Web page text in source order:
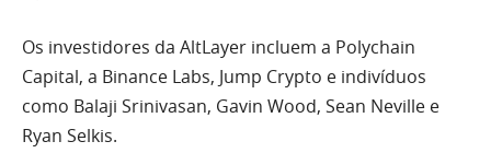
Os investidores da AltLayer incluem a Polychain
Capital, a Binance Labs, Jump Crypto e indivíduos
como Balaji Srinivasan, Gavin Wood, Sean Neville e
Ryan Selkis.